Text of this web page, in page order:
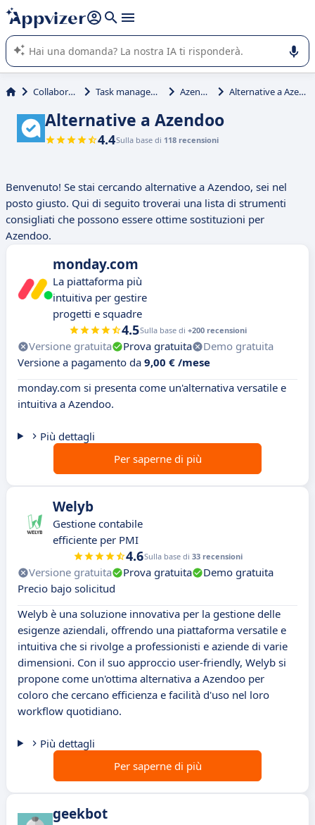
righe con
shift + enter
L'IA di Appvizer vi guida nell'utilizzo o nella scelta di un
software SaaS per la vostra azienda.
Collaborativi Task management Azendoo Alternative a Azendoo
Alternative a Azendoo
4.4Sulla base di 118 recensioni
Benvenuto! Se stai cercando alternative a Azendoo, sei nel
posto giusto. Qui di seguito troverai una lista di strumenti
consigliati che possono essere ottime sostituzioni per
Azendoo.
monday.com
La piattaforma più
intuitiva per gestire
progetti e squadre
4.5Sulla base di +200 recensioni
Versione gratuita Prova gratuita
Demo gratuita
Versione a pagamento da 9,00 € /mese
monday.com si presenta come un'alternativa versatile e
intuitiva a Azendoo.
Più dettagli
Per saperne di più
Welyb
Gestione contabile
efficiente per PMI
4.6Sulla base di 33 recensioni
Versione gratuita Prova gratuita
Demo gratuita
Precio bajo solicitud
Welyb è una soluzione innovativa per la gestione delle
esigenze aziendali, offrendo una piattaforma versatile e
intuitiva che si rivolge a professionisti e aziende di varie
dimensioni. Con il suo approccio user-friendly, Welyb si
propone come un'ottima alternativa a Azendoo per
coloro che cercano efficienza e facilità d'uso nel loro
workflow quotidiano.
Più dettagli
Per saperne di più
geekbot